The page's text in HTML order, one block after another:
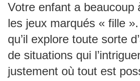
Votre enfant a beaucoup
les jeux marqués « fille
qu’il explore toute sorte
de situations qui
justement où tout est